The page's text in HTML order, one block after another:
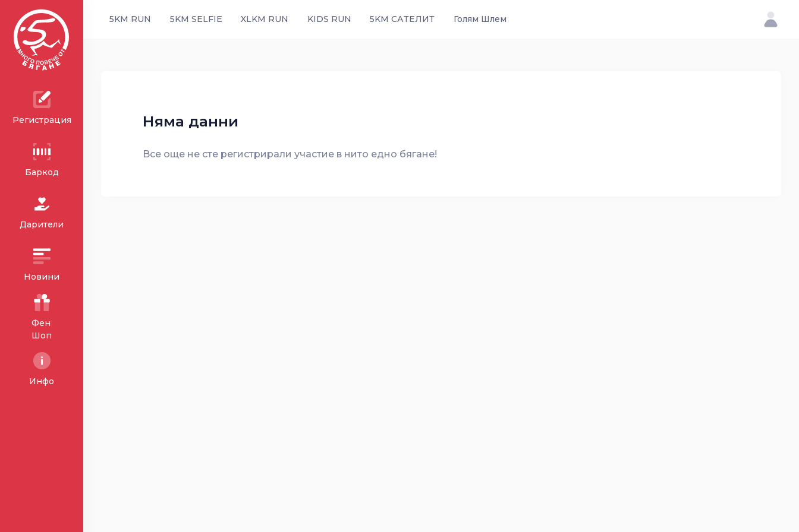
Регистрация
Баркод
Дарители
Новини
Фен
Шоп
Инфо
5KM RUN 5KM SELFIE XLKM RUN KIDS RUN 5KM САТЕЛИТ Голям Шлем
Няма данни
Все още не сте регистрирали участие в нито едно бягане!